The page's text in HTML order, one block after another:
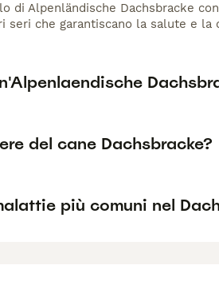
di Alpenländische Dachsbracke
seri che garantiscano la salute e la
del cane Dachsbracke?
più comuni nel